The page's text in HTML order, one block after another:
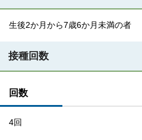
生後2か月から7歳6か月未満の者
接種回数
回数
4回